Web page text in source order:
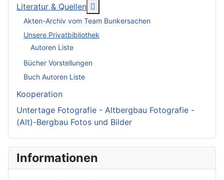
Literatur & Quellen
Akten-Archiv vom Team Bunkersachen
Unsere Privatbibliothek
Autoren Liste
Bücher Vorstellungen
Buch Autoren Liste
Kooperation
Untertage Fotografie - Altbergbau Fotografie -
(Alt)-Bergbau Fotos und Bilder
Informationen